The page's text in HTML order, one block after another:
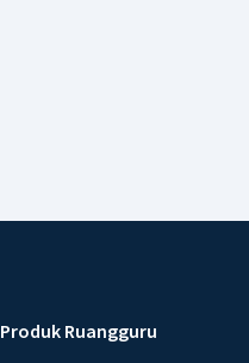
Produk Ruangguru